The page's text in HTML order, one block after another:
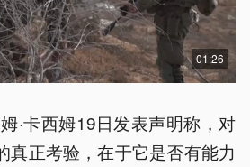
01:26
·卡西姆19日发表声明称，对
真正考验，在于它是否有能力